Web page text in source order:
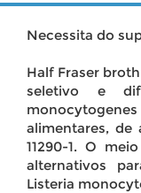
Necessita do
Half Fraser
seletivo e
alimentares, de
11290-1. O
alternativos
Listeria